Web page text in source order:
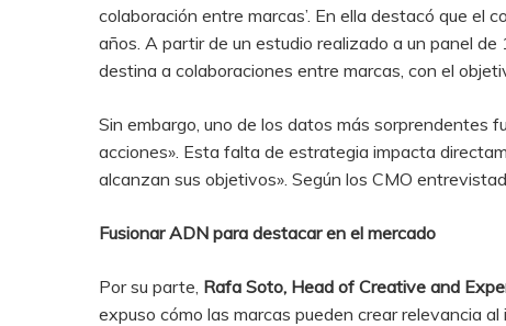
colaboración entre marcas’. En ella destacó que el
años. A partir de un estudio realizado a un panel
destina a colaboraciones entre marcas, con el
Sin embargo, uno de los datos más sorprendentes
acciones». Esta falta de estrategia impacta
alcanzan sus objetivos». Según los CMO
Fusionar ADN para destacar en el mercado
Por su parte, Rafa Soto, Head of Creative and
expuso cómo las marcas pueden crear relevancia